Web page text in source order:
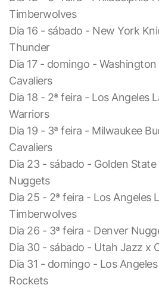
Timberwolves
Dia 16 - sábado - New York
Thunder
Dia 17 - domingo -
Cavaliers
Dia 18 - 2ª feira - Los Angeles
Warriors
Dia 19 - 3ª feira - Milwaukee
Cavaliers
Dia 23 - sábado - Golden
Nuggets
Dia 25 - 2ª feira - Los Angeles
Timberwolves
Dia 26 - 3ª feira - Denver
Dia 30 - sábado - Utah Jazz x
Dia 31 - domingo - Los
Rockets